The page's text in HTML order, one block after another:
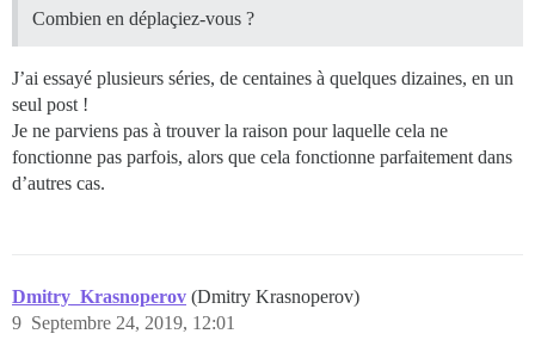
Combien en déplaçiez-vous ?
J’ai essayé plusieurs séries, de centaines à quelques dizaines, en un
seul post !
Je ne parviens pas à trouver la raison pour laquelle cela ne
fonctionne pas parfois, alors que cela fonctionne parfaitement dans
d’autres cas.
Dmitry_Krasnoperov (Dmitry Krasnoperov)
Septembre 24, 2019, 12:01
9